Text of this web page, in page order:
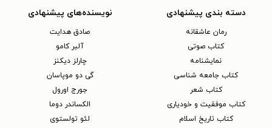
دسته بندی پیشنهادی
رمان عاشقانه
کتاب‌ صوتی
نمایشنامه
کتاب جامعه شناسی
کتاب شعر
کتاب موفقیت و خودیاری
کتاب تاریخ اسلام
نویسنده‌های پیشنهادی
صادق هدایت
آلبر کامو
چارلز دیکنز
گی دو موپاسان
جورج اورول
الکساندر دوما
لئو تولستوی